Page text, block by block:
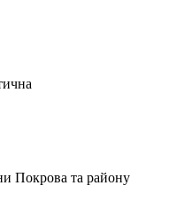
Покрова та району